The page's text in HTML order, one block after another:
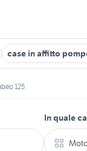
case in affitto
125
In quale